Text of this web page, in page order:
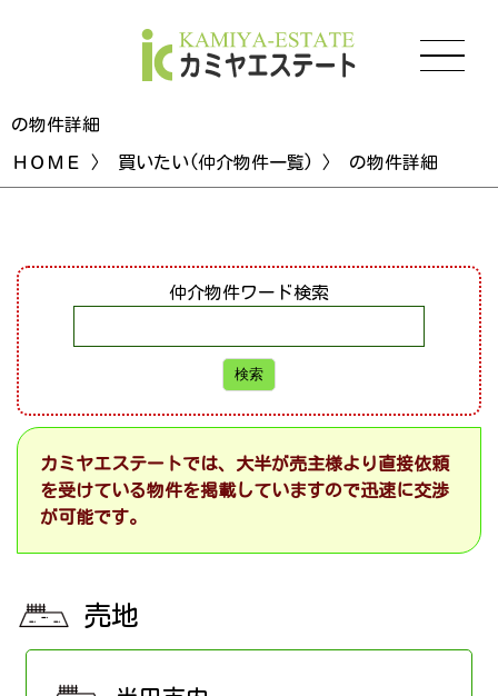
の物件詳細
ＨＯＭＥ 〉 買いたい(仲介物件一覧) 〉 の物件詳細
仲介物件ワード検索
カミヤエステートでは、大半が売主様より直接依頼
を受けている物件を掲載していますので迅速に交渉
が可能です。
売地